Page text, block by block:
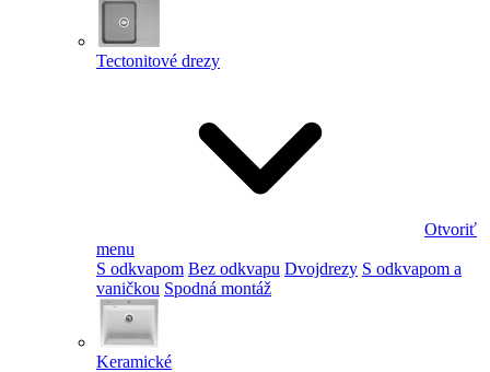
Tectonitové drezy
Otvoriť
menu
S odkvapom Bez odkvapu Dvojdrezy S odkvapom a
vaničkou Spodná montáž
Keramické